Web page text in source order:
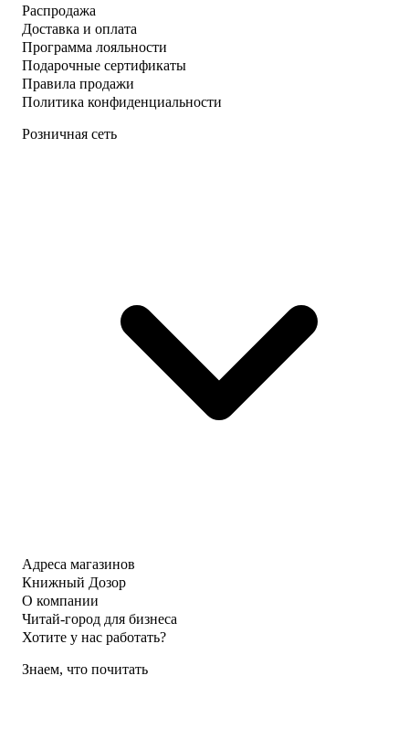
Распродажа
Доставка и оплата
Программа лояльности
Подарочные сертификаты
Правила продажи
Политика конфиденциальности
Розничная сеть
Адреса магазинов
Книжный Дозор
О компании
Читай-город для бизнеса
Хотите у нас работать?
Знаем, что почитать